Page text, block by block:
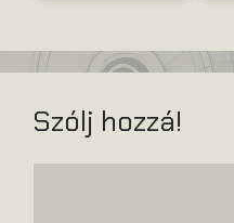
Szólj hozzá!